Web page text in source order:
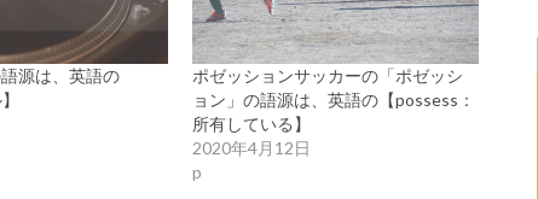
源は、英語の
ポゼッションサッカーの「ポゼッシ
ョン」の語源は、英語の【possess：
所有している】
2020年4月12日
p